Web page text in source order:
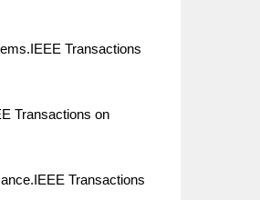
Transactions
Transactions on
Transactions